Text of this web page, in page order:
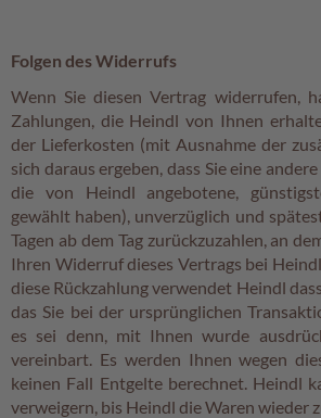
Folgen des Widerrufs
Wenn Sie diesen Vertrag widerrufen,
Zahlungen, die Heindl von Ihnen
der Lieferkosten (mit Ausnahme der
sich daraus ergeben, dass Sie eine
die von Heindl angebotene,
gewählt haben), unverzüglich und
Tagen ab dem Tag zurückzuzahlen, an
Ihren Widerruf dieses Vertrags bei
diese Rückzahlung verwendet Heindl
das Sie bei der ursprünglichen
es sei denn, mit Ihnen wurde
vereinbart. Es werden Ihnen wegen
keinen Fall Entgelte berechnet. Heindl
verweigern, bis Heindl die Waren wieder